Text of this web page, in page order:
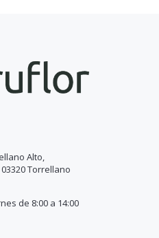
Alto,
03320 Torrellano
de 8:00 a 14:00